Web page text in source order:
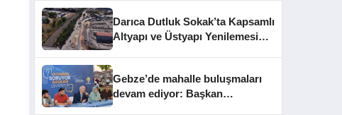
Darıca Dutluk Sokak’ta Kapsamlı
Altyapı ve Üstyapı Yenilemesi
Gebze’de mahalle buluşmaları
devam ediyor: Başkan